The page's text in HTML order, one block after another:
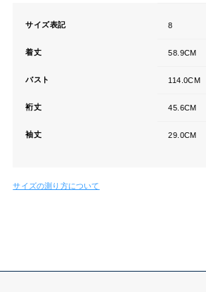
サイズ表記 8
着丈 58.9CM
バスト 114.0CM
裄丈 45.6CM
袖丈 29.0CM
サイズの測り方について